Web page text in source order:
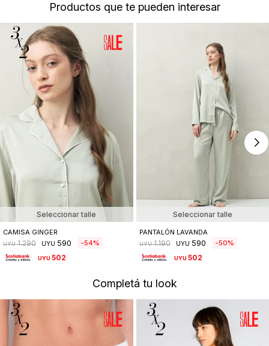
Productos que te pueden interesar
Seleccionar talle
CAMISA GINGER
UYU 1.290 UYU 590 54
UYU502
Seleccionar talle
PANTALÓN LAVANDA
UYU 1.190 UYU 590 50
UYU 502
Completá tu look